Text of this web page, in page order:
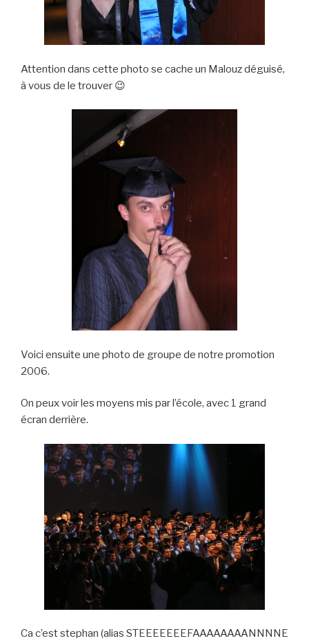
Attention dans cette photo se cache un Malouz déguisé,
à vous de le trouver 😉
Voici ensuite une photo de groupe de notre promotion
2006.
On peux voir les moyens mis par l’école, avec 1 grand
écran derrière.
Ca c’est stephan (alias STEEEEEEEFAAAAAAAANNNNE